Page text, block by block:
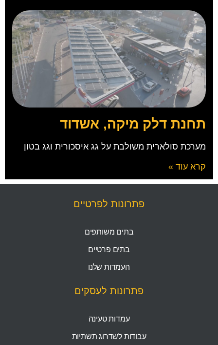
תחנת דלק מיקה, אשדוד
מערכת סולארית משולבת על גג איסכורית וגג בטון
קרא עוד »
פתרונות לפרטיים
בתים משותפים
בתים פרטיים
העמדות שלנו
פתרונות לעסקים
עמדות טעינה
עבודות לשדרוג תשתיות